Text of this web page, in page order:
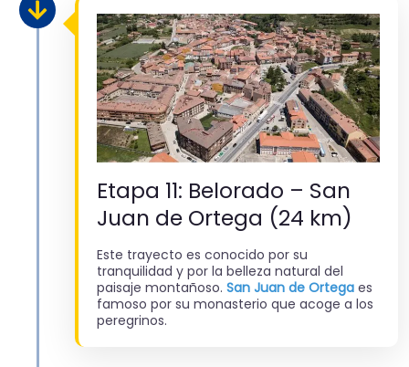
Etapa 11: Belorado – San
Juan de Ortega (24 km)
Este trayecto es conocido por su
tranquilidad y por la belleza natural del
paisaje montañoso. San Juan de Ortega es
famoso por su monasterio que acoge a los
peregrinos.